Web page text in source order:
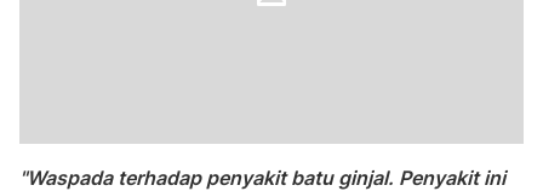
"Waspada terhadap penyakit batu ginjal. Penyakit ini